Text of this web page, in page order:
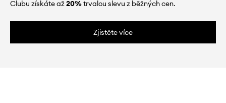
Clubu získáte až20%trvalou slevu z běžných cen.
Zjistěte více